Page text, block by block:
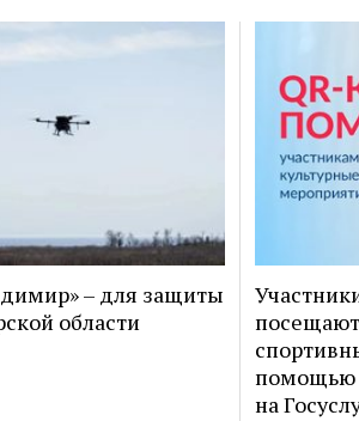
– для защиты
области
помощью
на